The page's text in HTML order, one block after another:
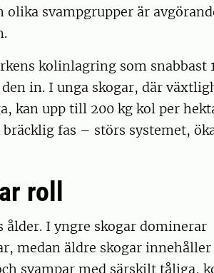
svampgrupper är
kolinlagring som snabbast
in. I unga skogar, där
kan upp till 200 kg kol per
fas – störs systemet,
roll
ålder. I yngre skogar dominerar
medan äldre skogar
svampar med särskilt tåliga,